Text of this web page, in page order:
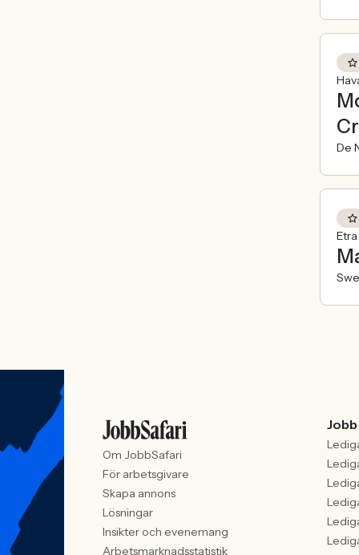
De
Om JobbSafari
För arbetsgivare
Skapa annons
Lösningar
Insikter och evenemang
Arbetsmarknadsstatistik